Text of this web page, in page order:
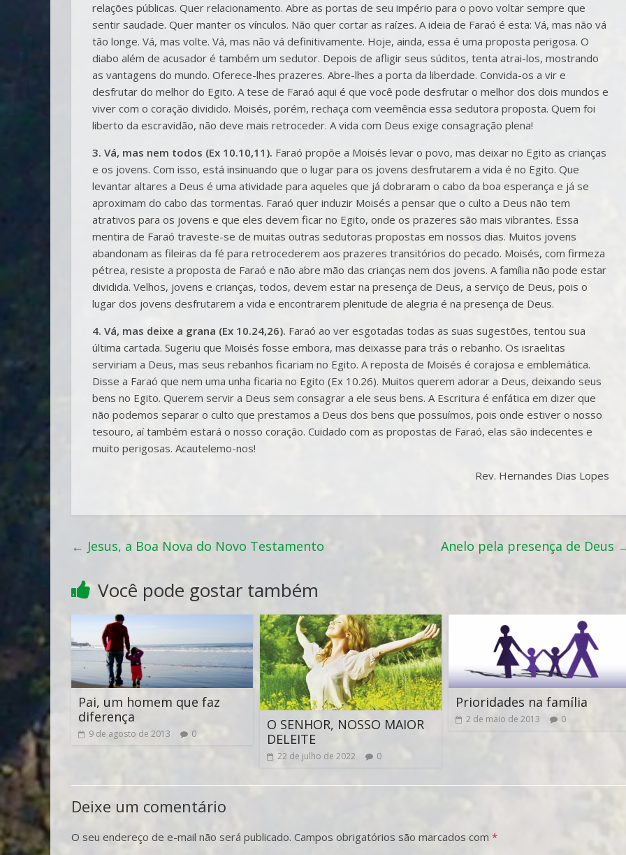
relações públicas. Quer relacionamento. Abre as portas de seu império para o povo voltar sempre que
sentir saudade. Quer manter os vínculos. Não quer cortar as raízes. A ideia de Faraó é esta: Vá, mas não vá
tão longe. Vá, mas volte. Vá, mas não vá definitivamente. Hoje, ainda, essa é uma proposta perigosa. O
diabo além de acusador é também um sedutor. Depois de afligir seus súditos, tenta atrai-los, mostrando
as vantagens do mundo. Oferece-lhes prazeres. Abre-lhes a porta da liberdade. Convida-os a vir e
desfrutar do melhor do Egito. A tese de Faraó aqui é que você pode desfrutar o melhor dos dois mundos e
viver com o coração dividido. Moisés, porém, rechaça com veemência essa sedutora proposta. Quem foi
liberto da escravidão, não deve mais retroceder. A vida com Deus exige consagração plena!
3. Vá, mas nem todos (Ex 10.10,11). Faraó propõe a Moisés levar o povo, mas deixar no Egito as crianças
e os jovens. Com isso, está insinuando que o lugar para os jovens desfrutarem a vida é no Egito. Que
levantar altares a Deus é uma atividade para aqueles que já dobraram o cabo da boa esperança e já se
aproximam do cabo das tormentas. Faraó quer induzir Moisés a pensar que o culto a Deus não tem
atrativos para os jovens e que eles devem ficar no Egito, onde os prazeres são mais vibrantes. Essa
mentira de Faraó traveste-se de muitas outras sedutoras propostas em nossos dias. Muitos jovens
abandonam as fileiras da fé para retrocederem aos prazeres transitórios do pecado. Moisés, com firmeza
pétrea, resiste a proposta de Faraó e não abre mão das crianças nem dos jovens. A família não pode estar
dividida. Velhos, jovens e crianças, todos, devem estar na presença de Deus, a serviço de Deus, pois o
lugar dos jovens desfrutarem a vida e encontrarem plenitude de alegria é na presença de Deus.
4. Vá, mas deixe a grana (Ex 10.24,26). Faraó ao ver esgotadas todas as suas sugestões, tentou sua
última cartada. Sugeriu que Moisés fosse embora, mas deixasse para trás o rebanho. Os israelitas
serviriam a Deus, mas seus rebanhos ficariam no Egito. A reposta de Moisés é corajosa e emblemática.
Disse a Faraó que nem uma unha ficaria no Egito (Ex 10.26). Muitos querem adorar a Deus, deixando seus
bens no Egito. Querem servir a Deus sem consagrar a ele seus bens. A Escritura é enfática em dizer que
não podemos separar o culto que prestamos a Deus dos bens que possuímos, pois onde estiver o nosso
tesouro, aí também estará o nosso coração. Cuidado com as propostas de Faraó, elas são indecentes e
muito perigosas. Acautelemo-nos!
Rev. Hernandes Dias Lopes
← Jesus, a Boa Nova do Novo Testamento Anelo pela presença de Deus
Você pode gostar também
Pai, um homem que faz
diferença
9 de agosto de 2013 0
O SENHOR, NOSSO MAIOR
DELEITE
22 de julho de 2022 0
Prioridades na família
2 de maio de 2013 0
Deixe um comentário
O seu endereço de e-mail não será publicado. Campos obrigatórios são marcados com *